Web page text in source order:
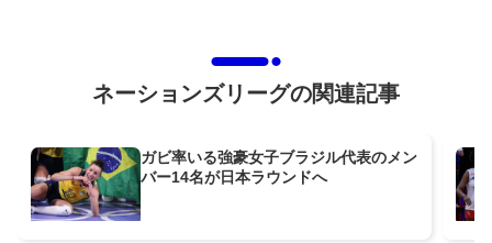
ネーションズリーグの関連記事
ガビ率いる強豪女子ブラジル代表のメン
バー14名が日本ラウンドへ